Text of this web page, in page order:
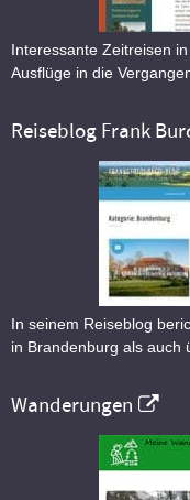
Interessante Zeitreisen
Ausflüge in die
Reiseblog Frank
In seinem Reiseblog
in Brandenburg als auch
Wanderungen